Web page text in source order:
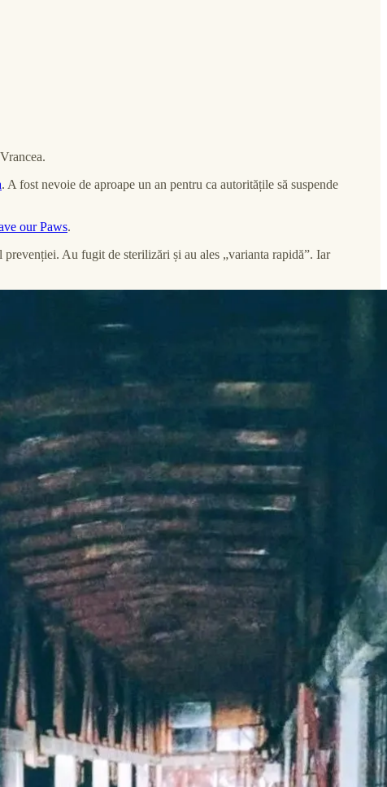
. A fost nevoie de aproape un an pentru ca autoritățile să suspende
our Paws.
Au fugit de sterilizări și au ales „varianta rapidă”. Iar